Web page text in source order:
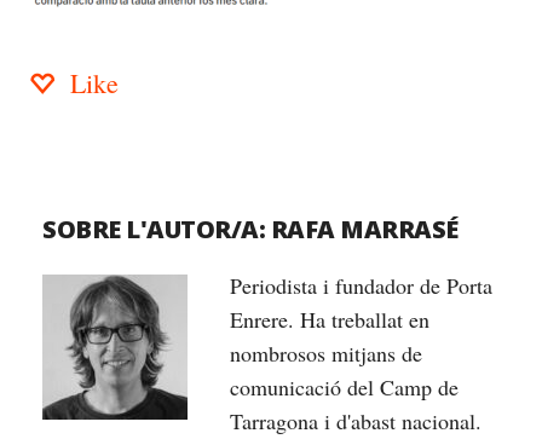
Like
SOBRE L'AUTOR/A: RAFA MARRASÉ
Periodista i fundador de Porta
Enrere. Ha treballat en
nombrosos mitjans de
comunicació del Camp de
Tarragona i d'abast nacional.